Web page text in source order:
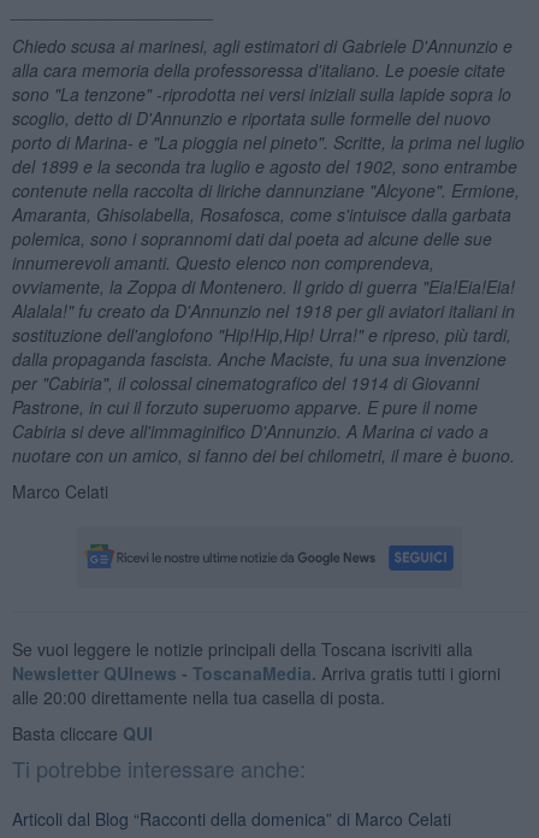
Chiedo scusa ai marinesi, agli estimatori di Gabriele D'Annunzio e
alla cara memoria della professoressa d'italiano. Le poesie citate
sono "La tenzone" -riprodotta nei versi iniziali sulla lapide sopra lo
scoglio, detto di D'Annunzio e riportata sulle formelle del nuovo
porto di Marina- e "La pioggia nel pineto". Scritte, la prima nel luglio
del 1899 e la seconda tra luglio e agosto del 1902, sono entrambe
contenute nella raccolta di liriche dannunziane "Alcyone". Ermione,
Amaranta, Ghisolabella, Rosafosca, come s'intuisce dalla garbata
polemica, sono i soprannomi dati dal poeta ad alcune delle sue
innumerevoli amanti. Questo elenco non comprendeva,
ovviamente, la Zoppa di Montenero. Il grido di guerra "Eia!Eia!Eia!
Alalala!" fu creato da D'Annunzio nel 1918 per gli aviatori italiani in
sostituzione dell'anglofono "Hip!Hip,Hip! Urra!" e ripreso, più tardi,
dalla propaganda fascista. Anche Maciste, fu una sua invenzione
per "Cabiria", il colossal cinematografico del 1914 di Giovanni
Pastrone, in cui il forzuto superuomo apparve. E pure il nome
Cabiria si deve all'immaginifico D'Annunzio. A Marina ci vado a
nuotare con un amico, si fanno dei bei chilometri, il mare è buono.
Marco Celati
Se vuoi leggere le notizie principali della Toscana iscriviti alla
Newsletter QUInews - ToscanaMedia. Arriva gratis tutti i giorni
alle 20:00 direttamente nella tua casella di posta.
Basta cliccare QUI
Ti potrebbe interessare anche:
Articoli dal Blog “Racconti della domenica” di Marco Celati